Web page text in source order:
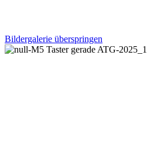
Bildergalerie überspringen